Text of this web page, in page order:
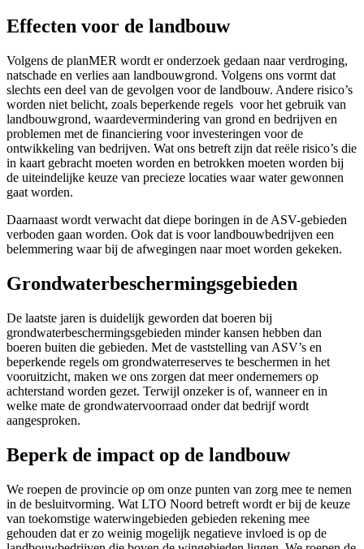
Effecten voor de landbouw
Volgens de planMER wordt er onderzoek gedaan naar verdroging,
natschade en verlies aan landbouwgrond. Volgens ons vormt dat
slechts een deel van de gevolgen voor de landbouw. Andere risico’s
worden niet belicht, zoals beperkende regels voor het gebruik van
landbouwgrond, waardevermindering van grond en bedrijven en
problemen met de financiering voor investeringen voor de
ontwikkeling van bedrijven. Wat ons betreft zijn dat reële risico’s die
in kaart gebracht moeten worden en betrokken moeten worden bij
de uiteindelijke keuze van precieze locaties waar water gewonnen
gaat worden.
Daarnaast wordt verwacht dat diepe boringen in de ASV-gebieden
verboden gaan worden. Ook dat is voor landbouwbedrijven een
belemmering waar bij de afwegingen naar moet worden gekeken.
Grondwaterbeschermingsgebieden
De laatste jaren is duidelijk geworden dat boeren bij
grondwaterbeschermingsgebieden minder kansen hebben dan
boeren buiten die gebieden. Met de vaststelling van ASV’s en
beperkende regels om grondwaterreserves te beschermen in het
vooruitzicht, maken we ons zorgen dat meer ondernemers op
achterstand worden gezet. Terwijl onzeker is of, wanneer en in
welke mate de grondwatervoorraad onder dat bedrijf wordt
aangesproken.
Beperk de impact op de landbouw
We roepen de provincie op om onze punten van zorg mee te nemen
in de besluitvorming. Wat LTO Noord betreft wordt er bij de keuze
van toekomstige waterwingebieden gebieden rekening mee
gehouden dat er zo weinig mogelijk negatieve invloed is op de